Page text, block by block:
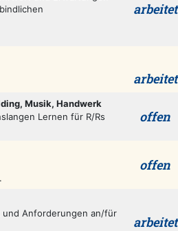
arbeitet
arbeitet
Musik, Handwerk
Lernen für R/Rs
offen
offen
Anforderungen an/für
arbeitet